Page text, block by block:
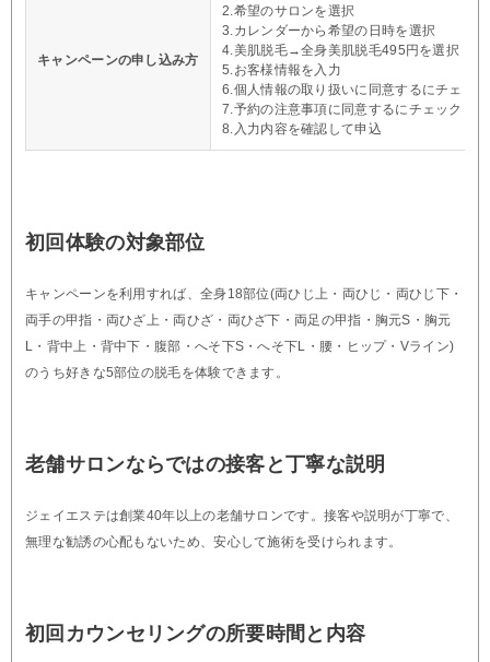
キャンペーンの申し込み方
2.希望のサロンを選択
3.カレンダーから希望の日時を選択
4.美肌脱毛→全身美肌脱毛495円を選択
5.お客様情報を入力
6.個人情報の取り扱いに同意するにチェック
7.予約の注意事項に同意するにチェック
8.入力内容を確認して申込
初回体験の対象部位
キャンペーンを利用すれば、全身18部位(両ひじ上・両ひじ・両ひじ下・
両手の甲指・両ひざ上・両ひざ・両ひざ下・両足の甲指・胸元S・胸元
L・背中上・背中下・腹部・へそ下S・へそ下L・腰・ヒップ・Vライン)
のうち好きな5部位の脱毛を体験できます。
老舗サロンならではの接客と丁寧な説明
ジェイエステは創業40年以上の老舗サロンです。接客や説明が丁寧で、
無理な勧誘の心配もないため、安心して施術を受けられます。
初回カウンセリングの所要時間と内容